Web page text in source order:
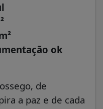
ok
de
a paz e de cada